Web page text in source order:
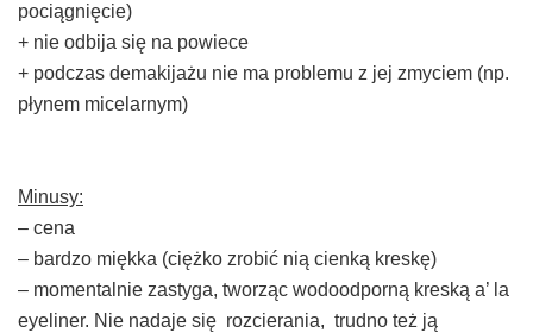
pociągnięcie)
+ nie odbija się na powiece
+ podczas demakijażu nie ma problemu z jej zmyciem (np.
płynem micelarnym)
Minusy:
– cena
– bardzo miękka (ciężko zrobić nią cienką kreskę)
– momentalnie zastyga, tworząc wodoodporną kreską a’ la
eyeliner. Nie nadaje się rozcierania, trudno też ją